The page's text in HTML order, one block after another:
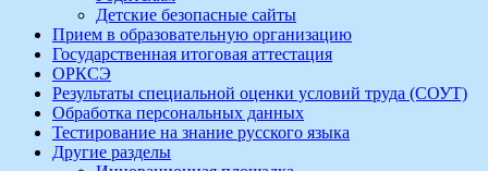
Детские безопасные сайты
Прием в образовательную организацию
Государственная итоговая аттестация
ОРКСЭ
Результаты специальной оценки условий труда (СОУТ)
Обработка персональных данных
Тестирование на знание русского языка
Другие разделы